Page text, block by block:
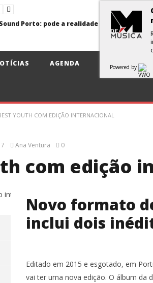
AGENDA DISCOS
YOUTH COM EDIÇÃO INTERNACIONAL
Ana Ventura 0
com edição
Novo formato
inclui dois
Editado em 2015 e esgotado, em
vai ter uma nova edição. O álbum da
Powered by